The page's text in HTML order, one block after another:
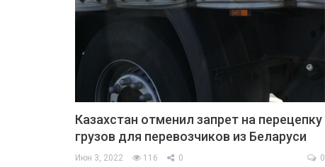
Казахстан отменил запрет на перецепку
грузов для перевозчиков из Беларуси
Июн 3, 2022 116 0 0